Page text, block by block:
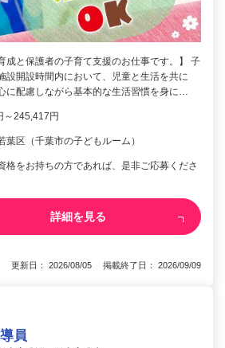
成と保護者の子育て支援のお仕事です。】 子
設開設時間内において、児童と生活を共に
に配慮しながら基本的な生活習慣を身に…
～245,417円
葉区（千葉市の子どもルーム）
格をお持ちの方であれば、是非ご応募くださ
詳細を見る
更新日： 2026/08/05 掲載終了日： 2026/09/09
員